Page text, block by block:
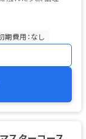
期費用：なし